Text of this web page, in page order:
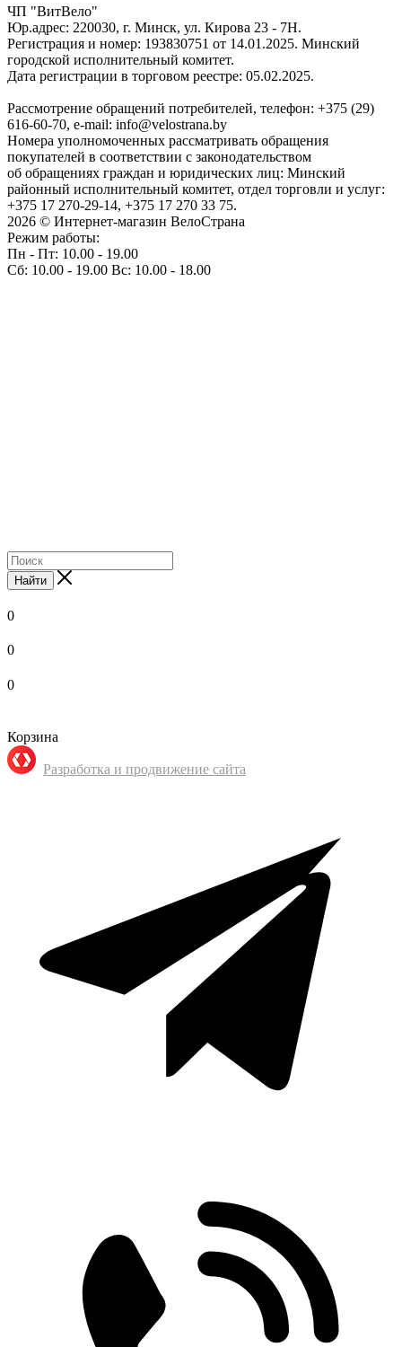
ЧП "ВитВело"
Юр.адрес: 220030, г. Минск, ул. Кирова 23 - 7Н.
Регистрация и номер: 193830751 от 14.01.2025. Минский
городской исполнительный комитет.
Дата регистрации в торговом реестре: 05.02.2025.
Рассмотрение обращений потребителей, телефон: +375 (29)
616-60-70, e-mail: info@velostrana.by
Номера уполномоченных рассматривать обращения
покупателей в соответствии с законодательством
об обращениях граждан и юридических лиц: Минский
районный исполнительный комитет, отдел торговли и услуг:
+375 17 270-29-14, +375 17 270 33 75.
2026 © Интернет-магазин ВелоСтрана
Режим работы:
Пн - Пт: 10.00 - 19.00
Сб: 10.00 - 19.00 Вс: 10.00 - 18.00
Найти
0
0
0
Корзина
Разработка и продвижение сайта